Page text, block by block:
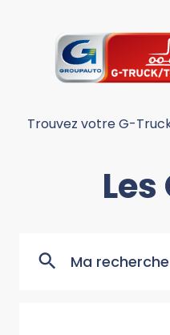
Trouvez votre G-
Ma